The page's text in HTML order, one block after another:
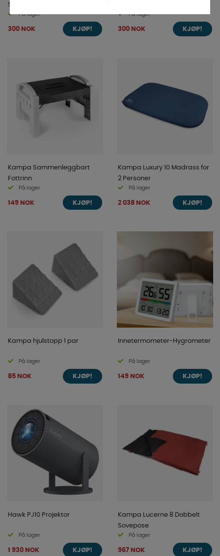
Stormbåndsett
På lager
300 NOK KJØP!
På lager
300 NOK KJØP!
Kampa Sammenleggbart
Fottrinn
På lager
149 NOK KJØP!
Kampa Luxury 10 Madrass for
2 Personer
På lager
2 038 NOK KJØP!
Kampa hjulstopp 1 par
På lager
85 NOK KJØP!
Innetermometer-Hygrometer
På lager
149 NOK KJØP!
Hawk PJ10 Projektor
På lager
1 930 NOK KJØP!
Kampa Lucerne 8 Dobbelt
Sovepose
På lager
967 NOK KJØP!